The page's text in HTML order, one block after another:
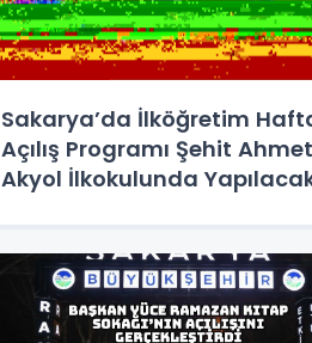
Sakarya’da İlköğretim
Açılış Programı Şehit Ahmet
Akyol İlkokulunda